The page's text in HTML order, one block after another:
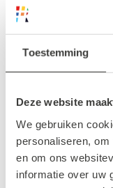
Toestemming
Deze website
We gebruiken
personaliseren,
en om ons
informatie over uw
gecreëerd,
Napolitaanse
een
nieuw logo, dat
Wij zijn